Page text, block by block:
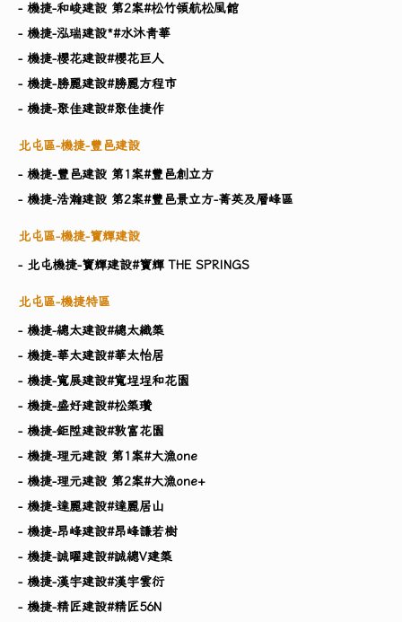
- 機捷-和峻建設 第2案#松竹領航松風館
- 機捷-泓瑞建設​*#水沐青華
- 機捷-櫻花建設#櫻花巨人
- 機捷-勝麗建設#勝麗方程市
- 機捷-聚佳建設#聚佳捷作
北屯區-機捷-豐邑建設
- 機捷-豐邑建設 第1案#豐邑創立方
- 機捷-浩瀚建設 第2案#豐邑景立方-菁英及層峰區
北屯區-機捷-寶輝建設
- 北屯機捷-寶輝建設#寶輝 THE SPRINGS
北屯區-機捷特區
- 機捷-總太建設#總太織築
- 機捷-華太建設#華太怡居
- 機捷-寬展建設#寬埕埕和花園
- 機捷-盛好建設#松築瓚
- 機捷-鉅陞建設#敦富花園
- 機捷-理元建設 第1案#大漁one
- 機捷-理元建設 第2案#大漁one+
- 機捷-達麗建設#達麗居山
- 機捷-昂峰建設#昂峰謙若樹
- 機捷-誠曜建設#誠總V建築
- 機捷-漢宇建設#漢宇雲衍
- 機捷-精匠建設#精匠56N